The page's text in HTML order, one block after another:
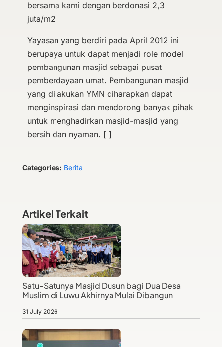
bersama kami dengan berdonasi 2,3
juta/m2
Yayasan yang berdiri pada April 2012 ini
berupaya untuk dapat menjadi role model
pembangunan masjid sebagai pusat
pemberdayaan umat. Pembangunan masjid
yang dilakukan YMN diharapkan dapat
menginspirasi dan mendorong banyak pihak
untuk menghadirkan masjid-masjid yang
bersih dan nyaman. [ ]
Categories: Berita
Artikel Terkait
Satu-Satunya Masjid Dusun bagi Dua Desa
Muslim di Luwu Akhirnya Mulai Dibangun
31 July 2026